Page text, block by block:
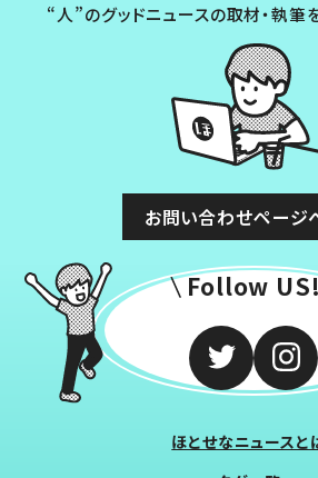
“人”のグッドニュースの取材・執筆
お問い合わせページ
Follow
ほとせなニュースと